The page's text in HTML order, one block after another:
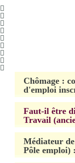
Chômage :
d'emploi
Faut-il être
Travail
Médiateur
Pôle emploi)